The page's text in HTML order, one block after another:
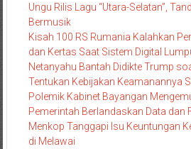
Ungu Rilis Lagu “Utara-Selatan”,
Bermusik
Kisah 100 RS Rumania Kalahkan
dan Kertas Saat Sistem Digital
Netanyahu Bantah Didikte Trump
Tentukan Kebijakan Keamanannya
Polemik Kabinet Bayangan
Pemerintah Berlandaskan Data dan
Menkop Tanggapi Isu Keuntungan
di Melawai